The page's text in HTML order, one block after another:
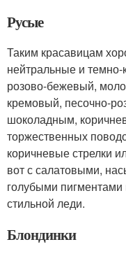
Русые
Таким красавицам
нейтральные и
розово-бежевый,
кремовый, песочно-
шоколадным,
торжественных
коричневые стрелки
вот с салатовыми,
голубыми пигментами
стильной леди.
Блондинки